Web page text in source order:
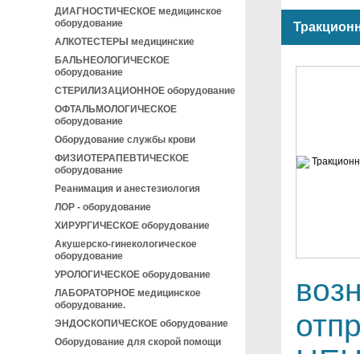
ДИАГНОСТИЧЕСКОЕ медицинское
оборудование
АЛКОТЕСТЕРЫ медицинские
БАЛЬНЕОЛОГИЧЕСКОЕ
оборудование
СТЕРИЛИЗАЦИОННОЕ оборудование
ОФТАЛЬМОЛОГИЧЕСКОЕ
оборудование
Оборудование службы крови
ФИЗИОТЕРАПЕВТИЧЕСКОЕ
оборудование
Реанимация и анестезиология
ЛОР - оборудование
ХИРУРГИЧЕСКОЕ оборудование
Акушерско-гинекологическое
оборудование
УРОЛОГИЧЕСКОЕ оборудование
ЛАБОРАТОРНОЕ медицинское
оборудование.
ЭНДОСКОПИЧЕСКОЕ оборудование
Оборудование для скорой помощи